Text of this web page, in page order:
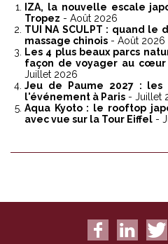
IZA, la nouvelle escale
Tropez - Août 2026
TUI NA SCULPT : quand
massage chinois - Août 2026
Les 4 plus beaux parcs
façon de voyager au
Juillet 2026
Jeu de Paume 2027 : les
l'événement à Paris - Juillet
Aqua Kyoto : le rooftop
avec vue sur la Tour Eiffel -